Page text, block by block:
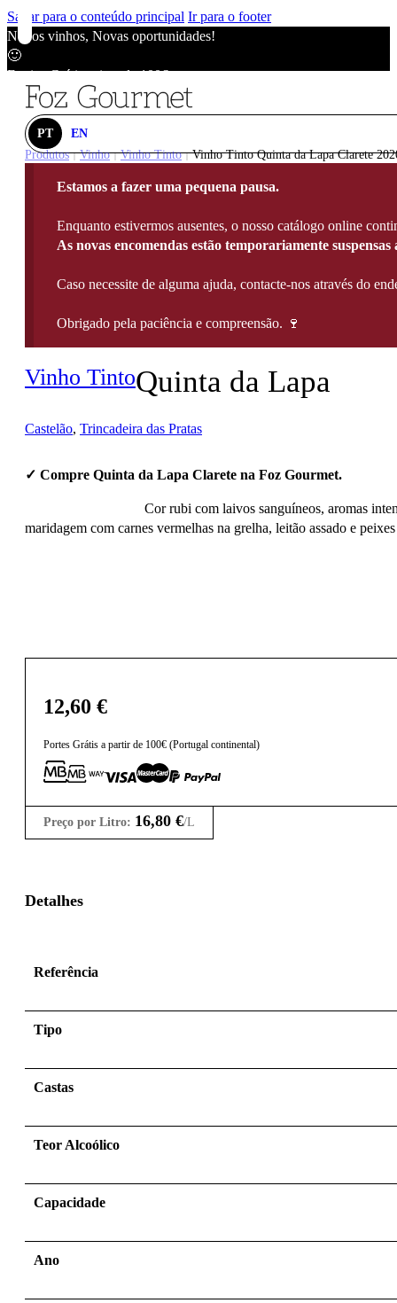
Saltar para o conteúdo principal Ir para o footer
Novos vinhos, Novas oportunidades!
🙂
Envios Grátis acima de 100€
Novos vinhos, Novas oportunidades!
Envios Grátis acima de 100€
Novos vinhos, Novas oportunidades!
Envios Grátis acima de 100€
PT
EN
Produtos | Vinho | Vinho Tinto | Vinho Tinto Quinta da Lapa Clarete
Estamos a fazer uma pequena pausa.
Enquanto estivermos ausentes, o nosso catálogo online
As novas encomendas estão temporariamente suspensas
Caso necessite de alguma ajuda, contacte-nos através do
Obrigado pela paciência e compreensão. 🍷
Vinho TintoQuinta da Lapa
Castelão, Trincadeira das Pratas
✓ Compre Quinta da Lapa Clarete na Foz Gourmet.
Cor rubi com laivos sanguíneos, aromas
maridagem com carnes vermelhas na grelha, leitão assado e
12,60 €
Portes Grátis a partir de 100€ (Portugal continental)
Preço por Litro: 16,80 €/L
Detalhes
Referência
Tipo
Castas
Teor Alcoólico
Capacidade
Ano